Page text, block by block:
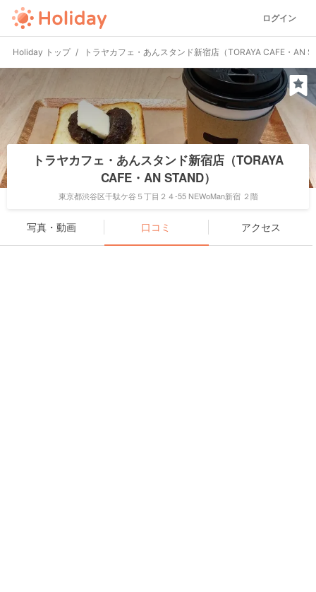
ログイン
Holiday トップ トラヤカフェ・あんスタンド新宿店（TORAYA CAFE・AN
トラヤカフェ・あんスタンド新宿店（TORAYA
CAFE・AN STAND）
東京都渋谷区千駄ケ谷５丁目２４-55 NEWoMan新宿 ２階
写真・動画 口コミ アクセス